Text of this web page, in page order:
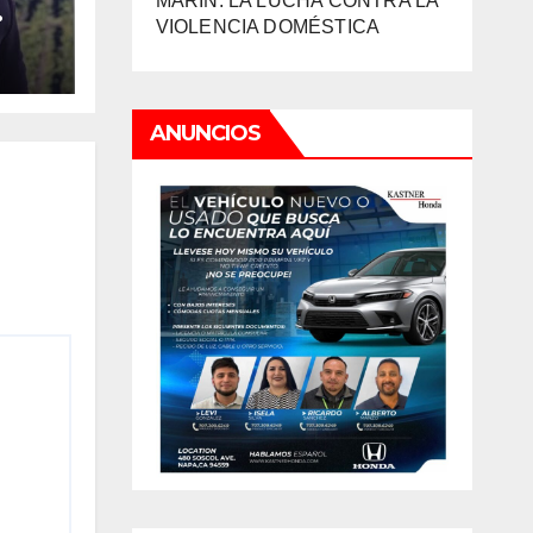
VIOLENCIA DOMÉSTICA
ANUNCIOS